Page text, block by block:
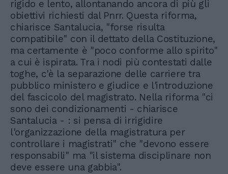
rigido e lento, allontanando ancora di più gli
obiettivi richiesti dal Pnrr. Questa riforma,
chiarisce Santalucia, "forse risulta
compatibile" con il dettato della Costituzione,
ma certamente è "poco conforme allo spirito"
a cui è ispirata. Tra i nodi più contestati dalle
toghe, c'è la separazione delle carriere tra
pubblico ministero e giudice e l'introduzione
del fascicolo del magistrato. Nella riforma "ci
sono dei condizionamenti - chiarisce
Santalucia - : si pensa di irrigidire
l'organizzazione della magistratura per
controllare i magistrati" che "devono essere
responsabili" ma "il sistema disciplinare non
deve essere una gabbia".